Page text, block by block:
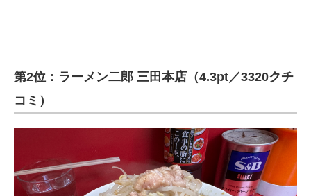
第2位：ラーメン二郎 三田本店（4.3pt／3320クチ
コミ）